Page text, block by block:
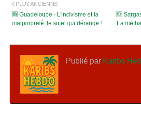
🆕
La
PLUS ANCIENNE
🆕 Guadeloupe - L'incivisme et la
malpropreté ,le sujet qui dérange !
Publié par Karibs